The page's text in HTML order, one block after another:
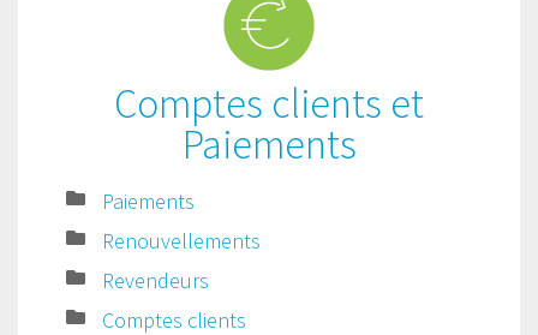
Comptes clients et
Paiements
Paiements
Renouvellements
Revendeurs
Comptes clients